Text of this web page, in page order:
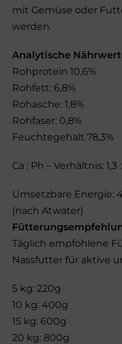
mit Gemüse oder
werden.
Analytische
Rohprotein 10,6%
Rohfett: 6,8%
Rohasche: 1,8%
Rohfaser: 0,8%
Feuchtegehalt 78,3%
Ca : Ph – Verhältnis: 1,3 :
Umsetzbare Energie:
(nach Atwater)
Täglich empfohlene
Nassfutter für aktive
5 kg: 220g
10 kg: 400g
15 kg: 600g
20 kg: 800g